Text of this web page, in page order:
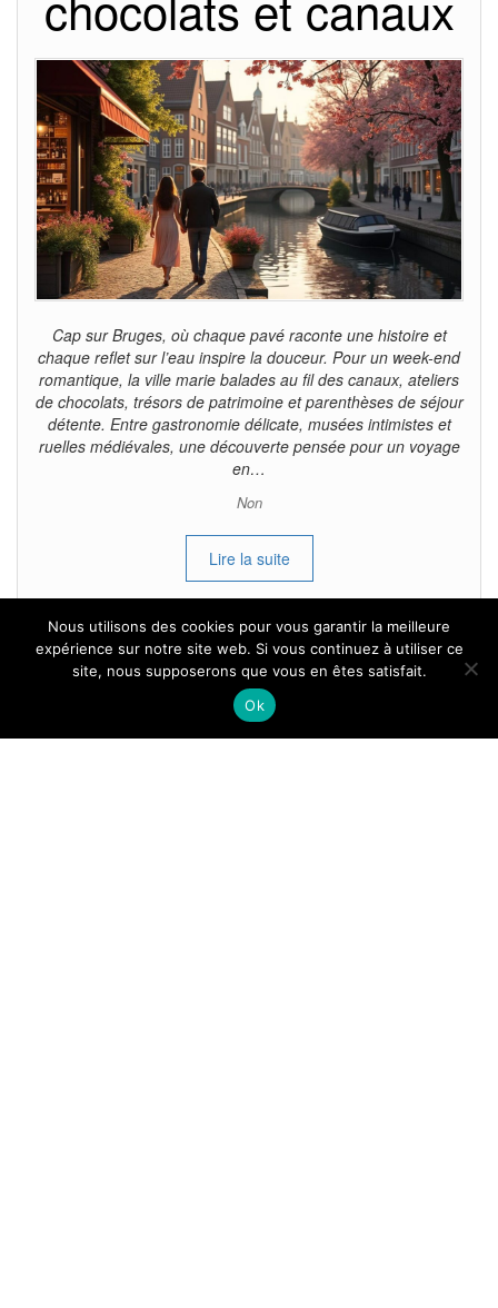
Cap sur Bruges, où chaque pavé raconte une histoire et
chaque reflet sur l’eau inspire la douceur. Pour un week-end
romantique, la ville marie balades au fil des canaux, ateliers
de chocolats, trésors de patrimoine et parenthèses de séjour
détente. Entre gastronomie délicate, musées intimistes et
ruelles médiévales, une découverte pensée pour un voyage
en…
Non
Lire la suite
Tous droits reservés.
Nous utilisons des cookies pour vous garantir la meilleure
expérience sur notre site web. Si vous continuez à utiliser ce
site, nous supposerons que vous en êtes satisfait.
Ok